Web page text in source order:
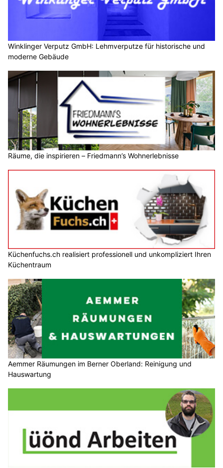
Winklinger Verputz GmbH: Lehmverputze für historische und
moderne Gebäude
Räume, die inspirieren – Friedmann’s Wohnerlebnisse
Küchenfuchs.ch realisiert professionell und unkompliziert Ihren
Küchentraum
Aemmer Räumungen im Berner Oberland: Reinigung und
Hauswartung